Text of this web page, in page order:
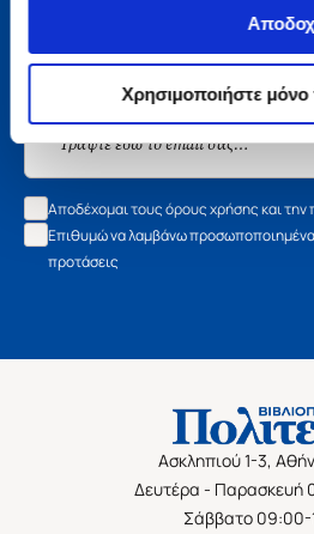
Χρησιμοποιήστε
Μάθετε τα νέα
Εγγραφείτε στο newsletter μας
νέα βιβλία, τις εξαιρετικές
Αποδέχομαι τους όρους χρήσης και την
Επιθυμώ να λαμβάνω προσωποποιημένα
προτάσεις
Ασκληπιού 1-3,
Δευτέρα - Παρασκευή
Σάββατο 09:00-